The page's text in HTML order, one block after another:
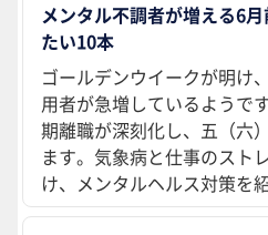
メンタル不調者が増える6
たい10本
ゴールデンウイークが明け
用者が急増しているようで
期離職が深刻化し、五（六
ます。気象病と仕事のスト
け、メンタルヘルス対策を